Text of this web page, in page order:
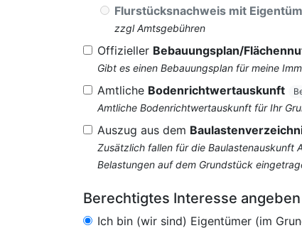
Flurstücksnachweis mit
zzgl Amtsgebühren
Offizieller Bebauungsplan/
Gibt es einen Bebauungsplan für meine
Amtliche Bodenrichtwertauskunft
Amtliche Bodenrichtwertauskunft für Ihr
Auszug aus dem
Zusätzlich fallen für die Baulastenauskunft
Belastungen auf dem Grundstück
Berechtigtes Interesse angeben
Ich bin (wir sind) Eigentümer (im